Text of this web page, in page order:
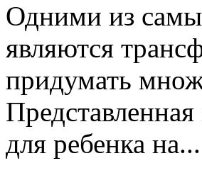
Одними из
являются
придумать
для ребенка на...